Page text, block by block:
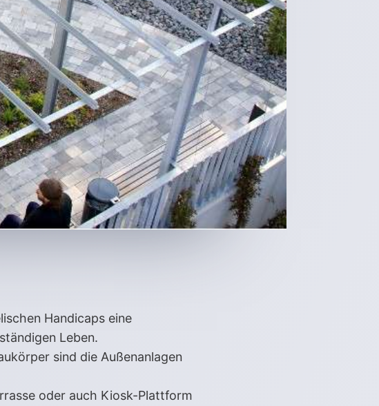
Handicaps eine
Leben.
sind die Außenanlagen
oder auch Kiosk-Plattform